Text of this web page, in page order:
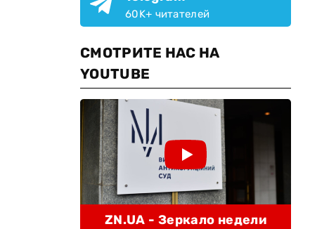
60K+ читателей
СМОТРИТЕ НАС НА
YOUTUBE
ZN.UA - Зеркало недели